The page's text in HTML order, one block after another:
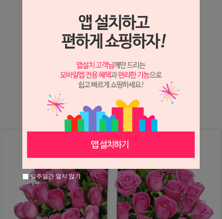
상세정보 새창 열기
상세 정보를 확대해 보실 수 있습니다.
※ 필독해주세요 ※
는 시세 변동에 따라 가격이 달라질 수 있으니
문의 후 주문 바랍니다.
일주일간 열지 않기